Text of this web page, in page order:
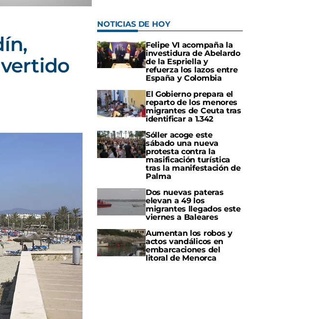
NOTICIAS DE HOY
Felipe VI acompaña la
investidura de Abelardo
de la Espriella y
refuerza los lazos entre
España y Colombia
El Gobierno prepara el
reparto de los menores
migrantes de Ceuta tras
identificar a 1.342
Sóller acoge este
sábado una nueva
protesta contra la
masificación turística
tras la manifestación de
Palma
Dos nuevas pateras
elevan a 49 los
migrantes llegados este
viernes a Baleares
Aumentan los robos y
actos vandálicos en
embarcaciones del
litoral de Menorca